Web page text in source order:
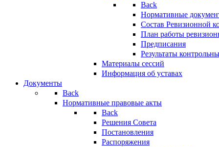
Back
Нормативные
Состав Ревизионной
План работы
Предписания
Результаты
Материалы сессий
Информация об уставах
Документы
Back
Нормативные правовые акты
Back
Решения Совета
Постановления
Распоряжения